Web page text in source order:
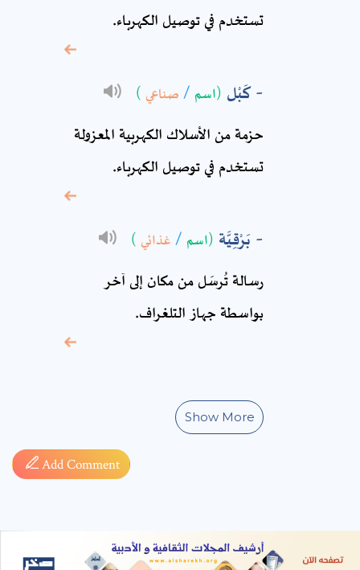
تستخدم في توصيل الكهرباء.
كَبْل (اسم / صناعي )
حزمة من الأسلاك الكهربية المعزولة
تستخدم في توصيل الكهرباء.
بَرْقِيَّة (اسم / غذائي )
رسالة تُرسَل من مكان إلى آخر
بواسطة جهاز التلغراف.
Show More
Add Comment
Comment: *
* sign, it means are
required fields